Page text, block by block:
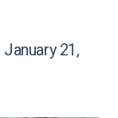
January 21,